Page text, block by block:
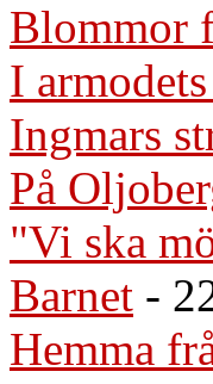
Blommor
I
Ingmars
På
"Vi ska
Barnet -
Hemma